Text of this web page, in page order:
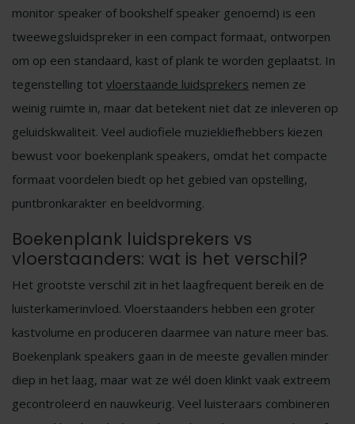
monitor speaker of bookshelf speaker genoemd) is een
tweewegsluidspreker in een compact formaat, ontworpen
om op een standaard, kast of plank te worden geplaatst. In
tegenstelling tot vloerstaande luidsprekers nemen ze
weinig ruimte in, maar dat betekent niet dat ze inleveren op
geluidskwaliteit. Veel audiofiele muziekliefhebbers kiezen
bewust voor boekenplank speakers, omdat het compacte
formaat voordelen biedt op het gebied van opstelling,
puntbronkarakter en beeldvorming.
Boekenplank luidsprekers vs
vloerstaanders: wat is het verschil?
Het grootste verschil zit in het laagfrequent bereik en de
luisterkamerinvloed. Vloerstaanders hebben een groter
kastvolume en produceren daarmee van nature meer bas.
Boekenplank speakers gaan in de meeste gevallen minder
diep in het laag, maar wat ze wél doen klinkt vaak extreem
gecontroleerd en nauwkeurig. Veel luisteraars combineren